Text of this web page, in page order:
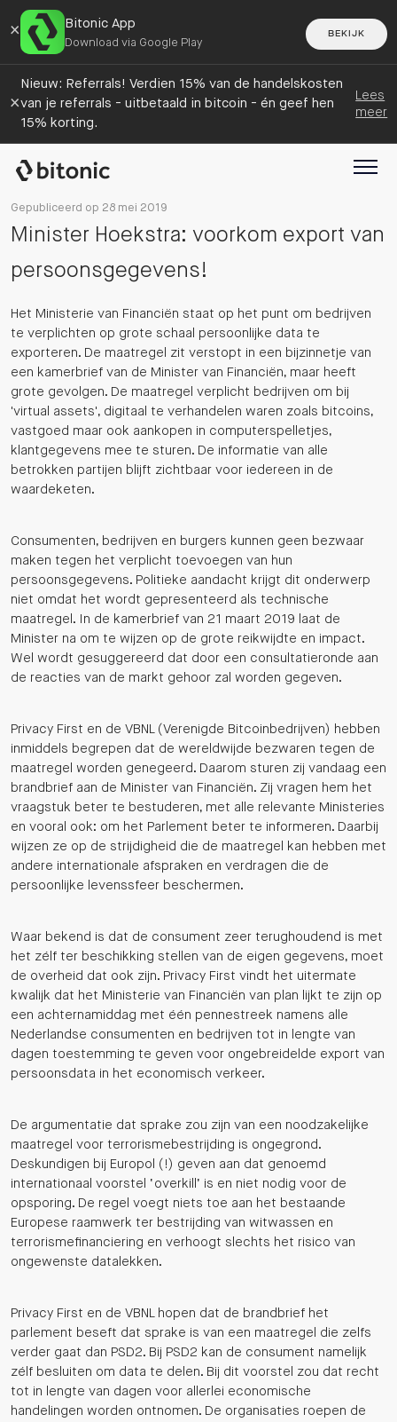
× Bitonic App
Download via Google Play
BEKIJK
×
Nieuw: Referrals! Verdien 15% van de handelskosten
van je referrals - uitbetaald in bitcoin - én geef hen
15% korting.
Lees
meer
Gepubliceerd op 28 mei 2019
Minister Hoekstra: voorkom export van
persoonsgegevens!
Het Ministerie van Financiën staat op het punt om bedrijven
te verplichten op grote schaal persoonlijke data te
exporteren. De maatregel zit verstopt in een bijzinnetje van
een kamerbrief van de Minister van Financiën, maar heeft
grote gevolgen. De maatregel verplicht bedrijven om bij
'virtual assets', digitaal te verhandelen waren zoals bitcoins,
vastgoed maar ook aankopen in computerspelletjes,
klantgegevens mee te sturen. De informatie van alle
betrokken partijen blijft zichtbaar voor iedereen in de
waardeketen.
Consumenten, bedrijven en burgers kunnen geen bezwaar
maken tegen het verplicht toevoegen van hun
persoonsgegevens. Politieke aandacht krijgt dit onderwerp
niet omdat het wordt gepresenteerd als technische
maatregel. In de kamerbrief van 21 maart 2019 laat de
Minister na om te wijzen op de grote reikwijdte en impact.
Wel wordt gesuggereerd dat door een consultatieronde aan
de reacties van de markt gehoor zal worden gegeven.
Privacy First en de VBNL (Verenigde Bitcoinbedrijven) hebben
inmiddels begrepen dat de wereldwijde bezwaren tegen de
maatregel worden genegeerd. Daarom sturen zij vandaag een
brandbrief aan de Minister van Financiën. Zij vragen hem het
vraagstuk beter te bestuderen, met alle relevante Ministeries
en vooral ook: om het Parlement beter te informeren. Daarbij
wijzen ze op de strijdigheid die de maatregel kan hebben met
andere internationale afspraken en verdragen die de
persoonlijke levenssfeer beschermen.
Waar bekend is dat de consument zeer terughoudend is met
het zélf ter beschikking stellen van de eigen gegevens, moet
de overheid dat ook zijn. Privacy First vindt het uitermate
kwalijk dat het Ministerie van Financiën van plan lijkt te zijn op
een achternamiddag met één pennestreek namens alle
Nederlandse consumenten en bedrijven tot in lengte van
dagen toestemming te geven voor ongebreidelde export van
persoonsdata in het economisch verkeer.
De argumentatie dat sprake zou zijn van een noodzakelijke
maatregel voor terrorismebestrijding is ongegrond.
Deskundigen bij Europol (!) geven aan dat genoemd
internationaal voorstel ‘overkill’ is en niet nodig voor de
opsporing. De regel voegt niets toe aan het bestaande
Europese raamwerk ter bestrijding van witwassen en
terrorismefinanciering en verhoogt slechts het risico van
ongewenste datalekken.
Privacy First en de VBNL hopen dat de brandbrief het
parlement beseft dat sprake is van een maatregel die zelfs
verder gaat dan PSD2. Bij PSD2 kan de consument namelijk
zélf besluiten om data te delen. Bij dit voorstel zou dat recht
tot in lengte van dagen voor allerlei economische
handelingen worden ontnomen. De organisaties roepen de